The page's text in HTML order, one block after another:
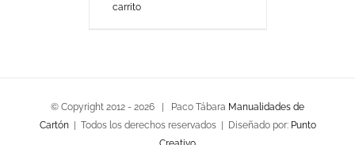
carrito
© Copyright 2012 - 2026 | Paco Tábara Manualidades de
Cartón| Todos los derechos reservados | Diseñado por: Punto